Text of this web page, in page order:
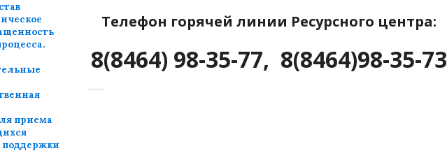
Телефон горячей линии Ресурсного центра:
8(8464) 98-35-77, 8(8464)98-35-73
приема